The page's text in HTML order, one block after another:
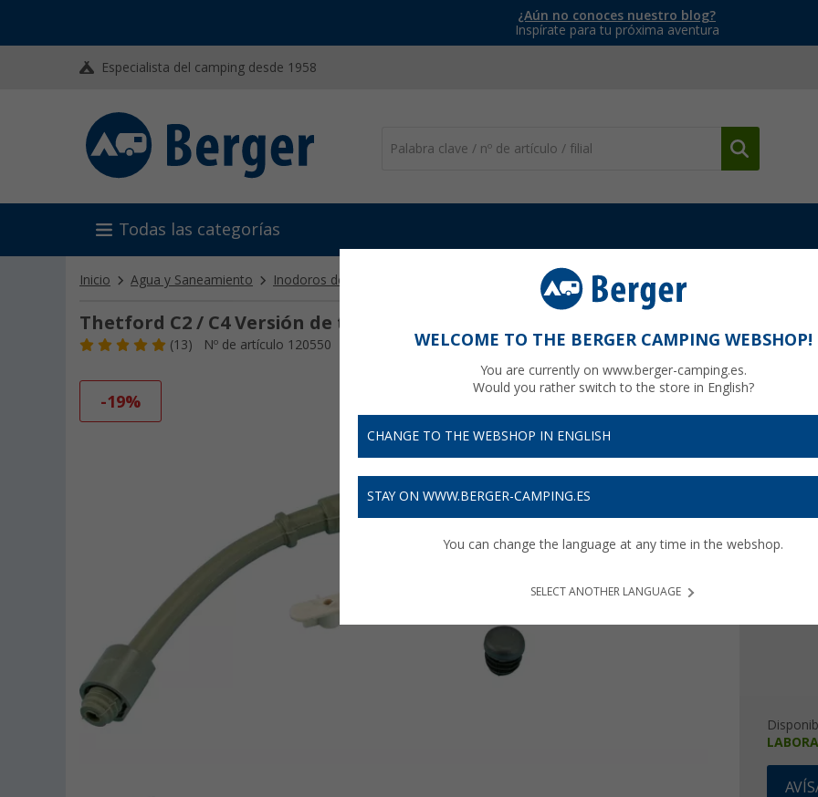
¿Aún no conoces nuestro blog?
Inspírate para tu próxima aventura
Especialista del camping desde 1958
Todas las categorías
Inicio Agua y Saneamiento Inodoros de camping Bolsas y accesorios de baño Tubo de vaciado Thetford C2 /
Thetford C2 / C4 Versión de tubo de drenaje a la izquierda
(13) Nº de artículo 120550
-19%
Versión
WELCOME TO THE BERGER CAMPING WEBSHOP!
You are currently on www.berger-camping.es.
Would you rather switch to the store in English?
CHANGE TO THE WEBSHOP IN ENGLISH
STAY ON WWW.BERGER-CAMPING.ES
You can change the language at any time in the webshop.
SELECT ANOTHER LANGUAGE